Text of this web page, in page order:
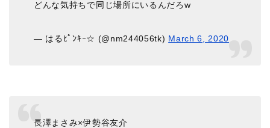
どんな気持ちで同じ場所にいるんだろw
— はるﾋﾟﾝｷｰ☆ (@nm244056tk) March 6, 2020
長澤まさみ×伊勢谷友介